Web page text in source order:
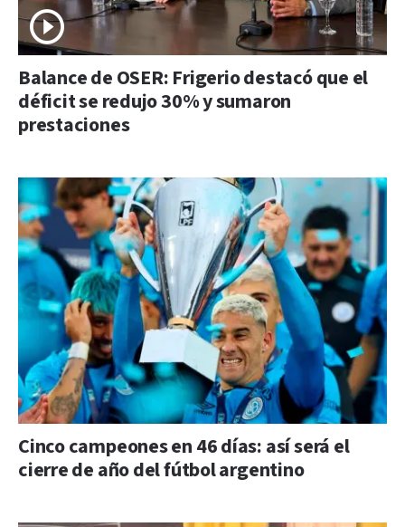
Balance de OSER: Frigerio destacó que el
déficit se redujo 30% y sumaron
prestaciones
Cinco campeones en 46 días: así será el
cierre de año del fútbol argentino